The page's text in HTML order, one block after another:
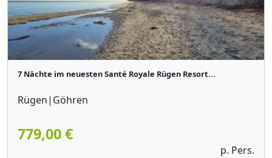
7 Nächte im neuesten Santé Royale Rügen Resort...
Rügen|Göhren
779,00 €
p. Pers.